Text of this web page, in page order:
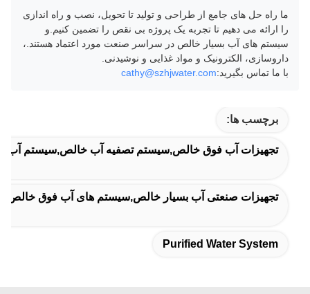
ما راه حل های جامع از طراحی و تولید تا تحویل، نصب و راه اندازی
را ارائه می دهیم تا تجربه یک پروژه بی نقص را تضمین کنیم.و
سیستم های آب بسیار خالص در سراسر صنعت مورد اعتماد هستند.،
داروسازی، الکترونیک و مواد غذایی و نوشیدنی.
با ما تماس بگیرید:cathy@szhjwater.com
برچسب ها:
تجهیزات آب فوق خالص,سیستم تصفیه آب خالص,سیستم آب
تجهیزات صنعتی آب بسیار خالص,سیستم های آب فوق خالص
Purified Water System